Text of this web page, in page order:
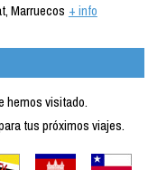
Marruecos + info
hemos visitado.
tus próximos viajes.